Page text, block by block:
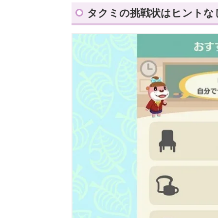
タクミの挑戦状はヒントな